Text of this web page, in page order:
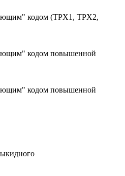
кодом (TPX1, TPX2,
кодом повышенной
кодом повышенной